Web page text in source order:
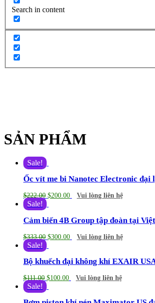
Search in content
SẢN PHẨM
Sale!
Ốc vít me bi Nanotec Electronic đại
$222.00 $200.00 Vui lòng liên hệ
Sale!
Cảm biến 4B Group tập đoàn tại
$333.00 $300.00 Vui lòng liên hệ
Sale!
Bộ khuếch đại không khí EXAIR
$111.00 $100.00 Vui lòng liên hệ
Sale!